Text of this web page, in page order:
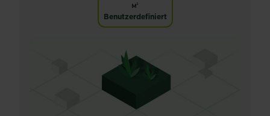
Benutzerdefiniert